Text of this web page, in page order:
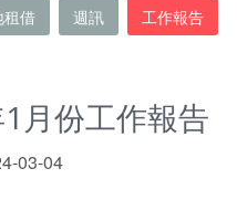
租借 週訊 工作報告
月份工作報告
03-04